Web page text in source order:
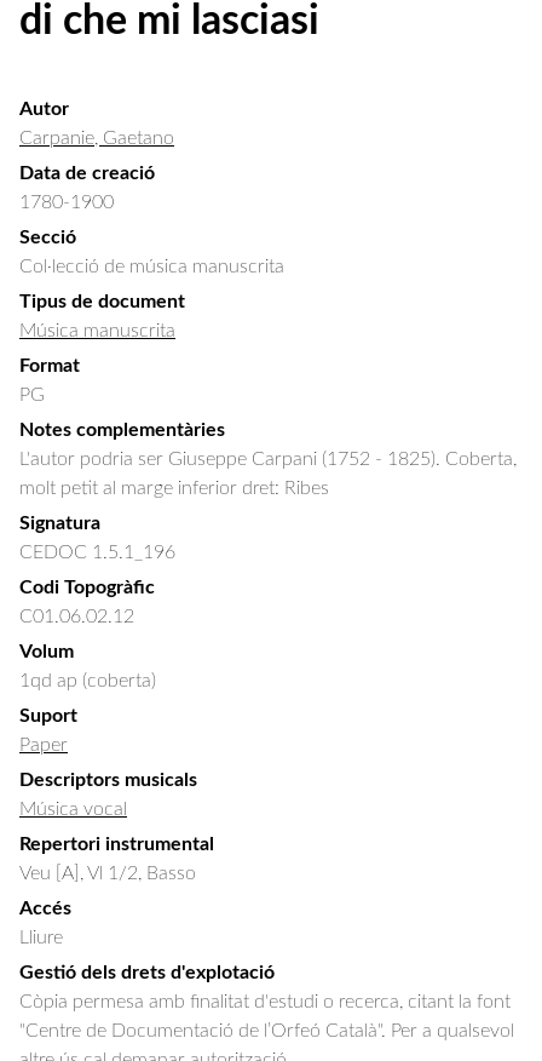
di che mi lasciasi
Autor
Carpanie, Gaetano
Data de creació
1780-1900
Secció
Col·lecció de música manuscrita
Tipus de document
Música manuscrita
Format
PG
Notes complementàries
L'autor podria ser Giuseppe Carpani (1752 - 1825). Coberta,
molt petit al marge inferior dret: Ribes
Signatura
CEDOC 1.5.1_196
Codi Topogràfic
C01.06.02.12
Volum
1qd ap (coberta)
Suport
Paper
Descriptors musicals
Música vocal
Repertori instrumental
Veu [A], Vl 1/2, Basso
Accés
Lliure
Gestió dels drets d'explotació
Còpia permesa amb finalitat d'estudi o recerca, citant la font
"Centre de Documentació de l’Orfeó Català". Per a qualsevol